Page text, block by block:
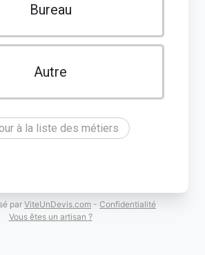
Bureau
Autre
à la liste des métiers
par ViteUnDevis.com - Confidentialité
Vous êtes un artisan ?